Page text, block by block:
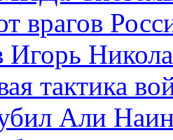
врагов
Игорь
тактика
Али